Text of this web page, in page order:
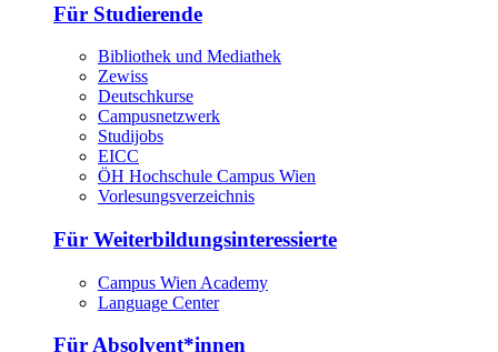
Für Studierende
Bibliothek und Mediathek
Zewiss
Deutschkurse
Campusnetzwerk
Studijobs
EICC
ÖH Hochschule Campus Wien
Vorlesungsverzeichnis
Für Weiterbildungsinteressierte
Campus Wien Academy
Language Center
Für Absolvent*innen